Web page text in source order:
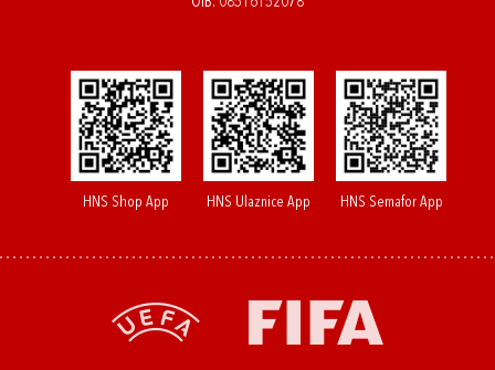
HNS Shop App HNS Ulaznice App HNS Semafor App